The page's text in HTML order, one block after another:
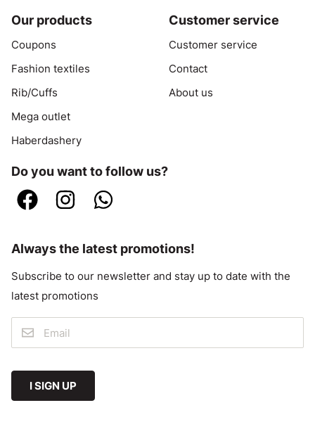
Our products
Coupons
Fashion textiles
Rib/Cuffs
Mega outlet
Haberdashery
Customer service
Customer service
Contact
About us
Do you want to follow us?
Always the latest promotions!
Subscribe to our newsletter and stay up to date with the
latest promotions
I SIGN UP